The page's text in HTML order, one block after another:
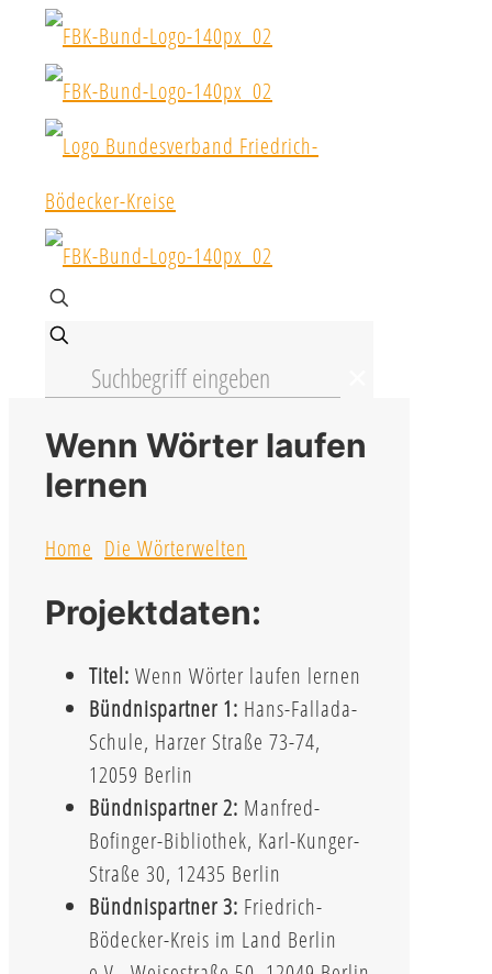
Wenn Wörter laufen
lernen
Home Die Wörterwelten
Projektdaten:
Titel: Wenn Wörter laufen lernen
Bündnispartner 1: Hans-Fallada-
Schule, Harzer Straße 73-74,
12059 Berlin
Bündnispartner 2: Manfred-
Bofinger-Bibliothek, Karl-Kunger-
Straße 30, 12435 Berlin
Bündnispartner 3: Friedrich-
Bödecker-Kreis im Land Berlin